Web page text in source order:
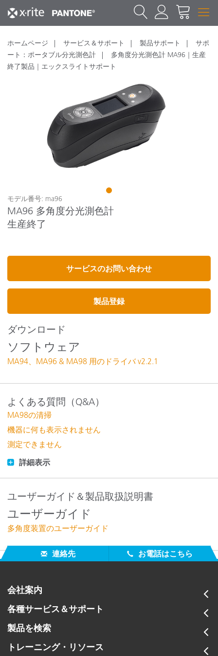
ホームページ サービス＆サポート 製品サポート
サポ
ート：ポータブル分光測色計
多角度分光測色計 MA96｜生産
終了製品｜エックスライトサポート
1
モデル番号: ma96
MA96 多角度分光測色計
生産終了
サービスのお問い合わせ
製品登録
ダウンロード
ソフトウェア
MA94、MA96 & MA98 用のドライバ v2.2.1
よくある質問（Q&A）
MA98の清掃
機器に何も表示されません
測定できません
詳細表示
ユーザーガイド＆製品取扱説明書
ユーザーガイド
多角度装置のユーザーガイド
連絡先 お電話はこちら
会社案内
各種サービス＆サポート
製品を検索
トレーニング・リソース